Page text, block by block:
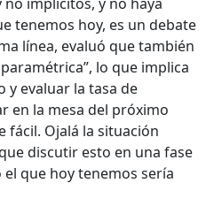
tenemos hoy, es un debate
línea, evaluó que también
lo que implica
y evaluar la tasa de
en la mesa del próximo
fácil. Ojalá la situación
discutir esto en una fase
que hoy tenemos sería